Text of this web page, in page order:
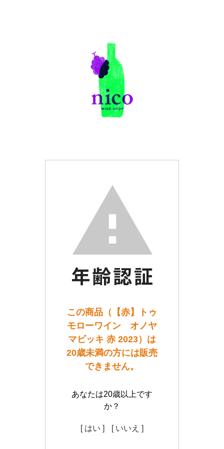
この商品（【赤】トゥ
モローワイン オノヤ
マビッキ 赤 2023）は
20歳未満の方には販売
できません。
あなたは20歳以上です
か？
[ はい ] [ いいえ ]